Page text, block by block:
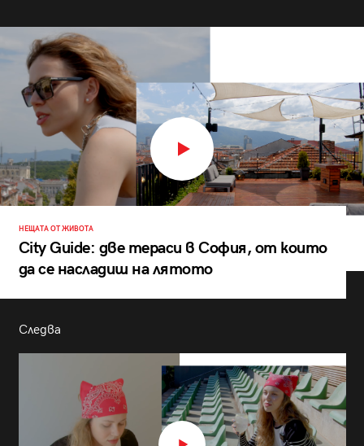
НЕЩАТА ОТ ЖИВОТА
City Guide: две тераси в София, от които
да се насладиш на лятото
Следва